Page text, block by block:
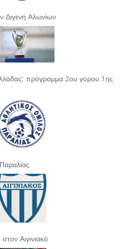
Διγενή Αλωνίων
πρόγραμμα 2ου γύρου 1ης
Αιγινιακό